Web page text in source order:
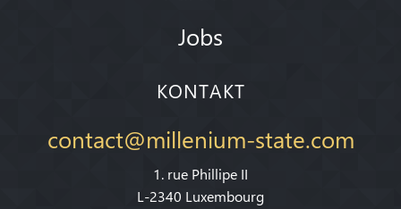
Jobs
KONTAKT
contact@millenium-state.com
1. rue Phillipe II
L-2340 Luxembourg